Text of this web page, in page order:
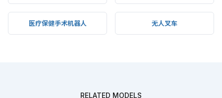
医疗保健手术机器人